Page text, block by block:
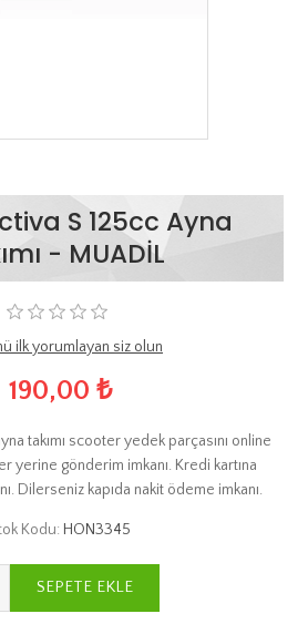
S 125cc Ayna
- MUADİL
ilk yorumlayan siz olun
190,00 ₺
takımı scooter yedek parçasını online
yerine gönderim imkanı. Kredi kartına
Dilerseniz kapıda nakit ödeme imkanı.
Kodu: HON3345
SEPETE EKLE